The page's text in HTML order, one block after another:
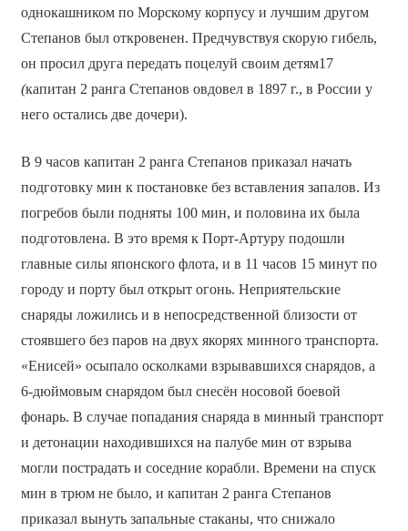
однокашником по Морскому корпусу и лучшим другом
Степанов был откровенен. Предчувствуя скорую гибель,
он просил друга передать поцелуй своим детям17
(капитан 2 ранга Степанов овдовел в 1897 г., в России у
него остались две дочери).
В 9 часов капитан 2 ранга Степанов приказал начать
подготовку мин к постановке без вставления запалов. Из
погребов были подняты 100 мин, и половина их была
подготовлена. В это время к Порт-Артуру подошли
главные силы японского флота, и в 11 часов 15 минут по
городу и порту был открыт огонь. Неприятельские
снаряды ложились и в непосредственной близости от
стоявшего без паров на двух якорях минного транспорта.
«Енисей» осыпало осколками взрывавшихся снарядов, а
6-дюймовым снарядом был снесён носовой боевой
фонарь. В случае попадания снаряда в минный транспорт
и детонации находившихся на палубе мин от взрыва
могли пострадать и соседние корабли. Времени на спуск
мин в трюм не было, и капитан 2 ранга Степанов
приказал вынуть запальные стаканы, что снижало